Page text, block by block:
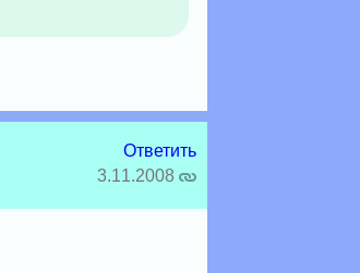
Ответить
3.11.2008